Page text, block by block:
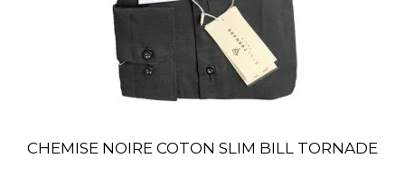
CHEMISE NOIRE COTON SLIM BILL TORNADE